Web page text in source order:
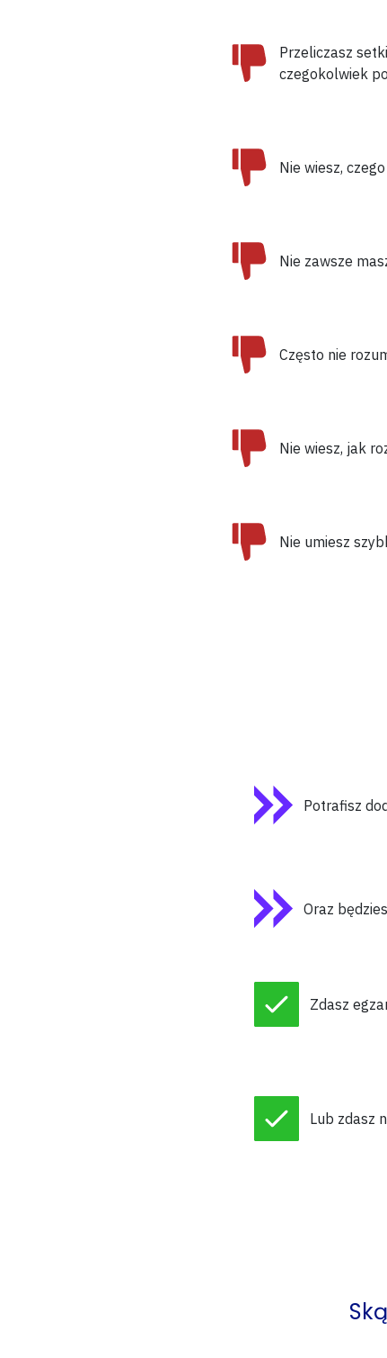
Przeliczasz
czegokolwiek
Nie wiesz,
Nie zawsze
Często nie
Nie wiesz, jak
Nie umiesz
Potrafisz
Oraz
Zdasz
Lub zdasz